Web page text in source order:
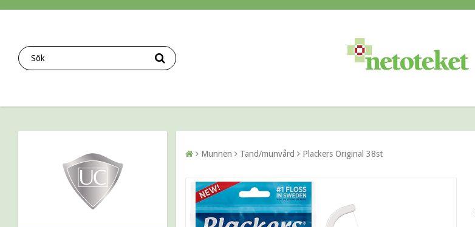
Munnen Tand/munvård Plackers Original 38st